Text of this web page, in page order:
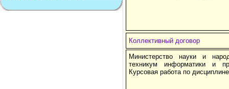
Коллективный договор
Министерство науки и
техникум информатики и
Курсовая работа по